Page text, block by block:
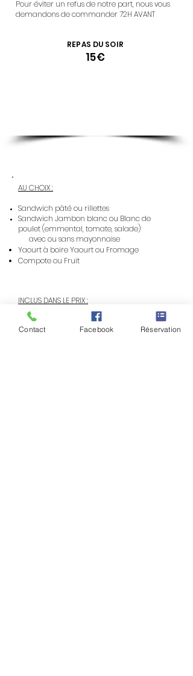
Pour éviter un refus de notre part, nous vous
demandons de commander 72H AVANT
REPAS DU SOIR
15€
AU CHOIX :
Sandwich pâté ou rillettes
Sandwich Jambon blanc ou Blanc de
poulet (emmental, tomate, salade)
avec ou sans mayonnaise
Yaourt à boire Yaourt ou Fromage
Compote ou Fruit
INCLUS DANS LE PRIX :
Petite bouteille d'eau 50cl
Petit paquet de Chips
Contact Facebook Réservation